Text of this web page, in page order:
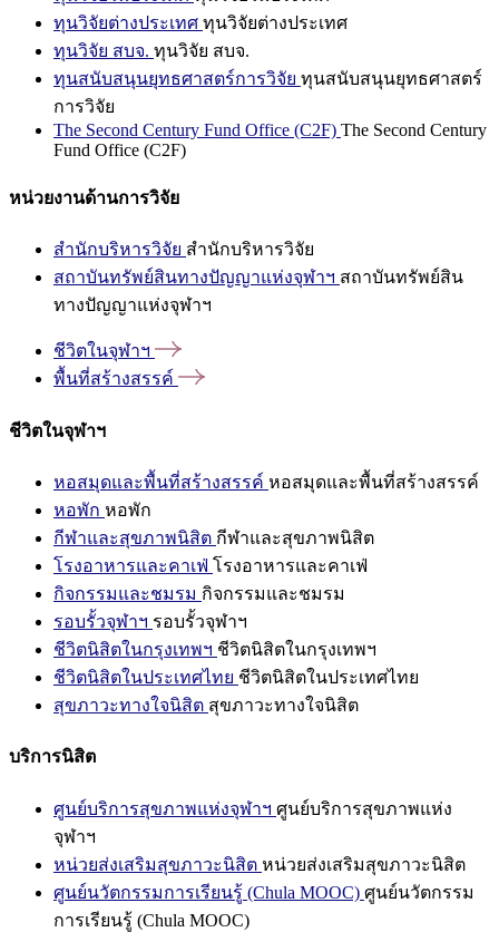
ทุนวิจัยต่างประเทศ ทุนวิจัยต่างประเทศ
ทุนวิจัย สบจ. ทุนวิจัย สบจ.
ทุนสนับสนุนยุทธศาสตร์การวิจัย ทุนสนับสนุนยุทธศาสตร์
การวิจัย
The Second Century Fund Office (C2F) The Second Century
Fund Office (C2F)
หน่วยงานด้านการวิจัย
สำนักบริหารวิจัย สำนักบริหารวิจัย
สถาบันทรัพย์สินทางปัญญาแห่งจุฬาฯ สถาบันทรัพย์สิน
ทางปัญญาแห่งจุฬาฯ
ชีวิตในจุฬาฯ
พื้นที่สร้างสรรค์
ชีวิตในจุฬาฯ
หอสมุดและพื้นที่สร้างสรรค์ หอสมุดและพื้นที่สร้างสรรค์
หอพัก หอพัก
กีฬาและสุขภาพนิสิต กีฬาและสุขภาพนิสิต
โรงอาหารและคาเฟ่ โรงอาหารและคาเฟ่
กิจกรรมและชมรม กิจกรรมและชมรม
รอบรั้วจุฬาฯ รอบรั้วจุฬาฯ
ชีวิตนิสิตในกรุงเทพฯ ชีวิตนิสิตในกรุงเทพฯ
ชีวิตนิสิตในประเทศไทย ชีวิตนิสิตในประเทศไทย
สุขภาวะทางใจนิสิต สุขภาวะทางใจนิสิต
บริการนิสิต
ศูนย์บริการสุขภาพแห่งจุฬาฯ ศูนย์บริการสุขภาพแห่ง
จุฬาฯ
หน่วยส่งเสริมสุขภาวะนิสิต หน่วยส่งเสริมสุขภาวะนิสิต
ศูนย์นวัตกรรมการเรียนรู้ (Chula MOOC) ศูนย์นวัตกรรม
การเรียนรู้ (Chula MOOC)